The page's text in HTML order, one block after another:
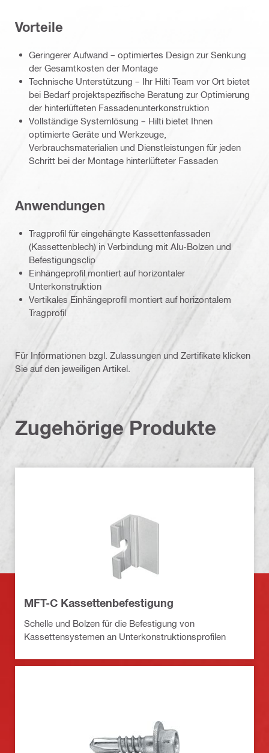
Vorteile
Geringerer Aufwand – optimiertes Design zur Senkung
der Gesamtkosten der Montage
Technische Unterstützung – Ihr Hilti Team vor Ort bietet
bei Bedarf projektspezifische Beratung zur Optimierung
der hinterlüfteten Fassadenunterkonstruktion
Vollständige Systemlösung – Hilti bietet Ihnen
optimierte Geräte und Werkzeuge,
Verbrauchsmaterialien und Dienstleistungen für jeden
Schritt bei der Montage hinterlüfteter Fassaden
Anwendungen
Tragprofil für eingehängte Kassettenfassaden
(Kassettenblech) in Verbindung mit Alu-Bolzen und
Befestigungsclip
Einhängeprofil montiert auf horizontaler
Unterkonstruktion
Vertikales Einhängeprofil montiert auf horizontalem
Tragprofil
Für Informationen bzgl. Zulassungen und Zertifikate klicken
Sie auf den jeweiligen Artikel.
Zugehörige Produkte
MFT-C Kassettenbefestigung
Schelle und Bolzen für die Befestigung von
Kassettensystemen an Unterkonstruktionsprofilen